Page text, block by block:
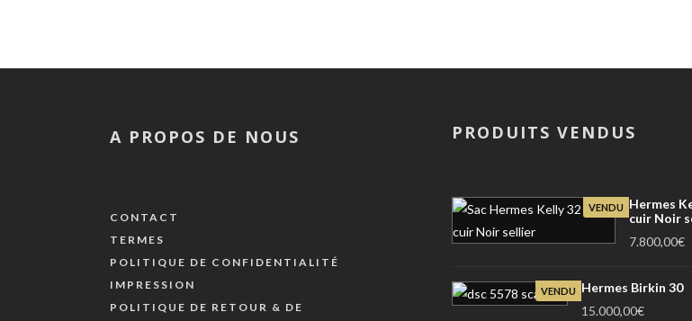
A PROPOS DE NOUS
CONTACT
TERMES
POLITIQUE DE CONFIDENTIALITÉ
IMPRESSION
POLITIQUE DE RETOUR & DE
PRODUITS VENDUS
VENDU
Hermes
cuir Noir
7.800,00€
VENDU
Hermes Birkin 30
15.000,00€